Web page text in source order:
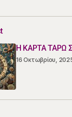
Η ΚΑΡΤΑ ΤΑΡΩ
16 Οκτωβρίου,